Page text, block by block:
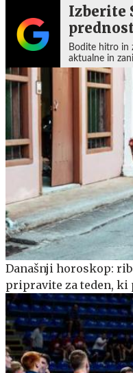
Izberite
Bodite hitro in
aktualne in
Današnji horoskop:
pripravite za teden, ki